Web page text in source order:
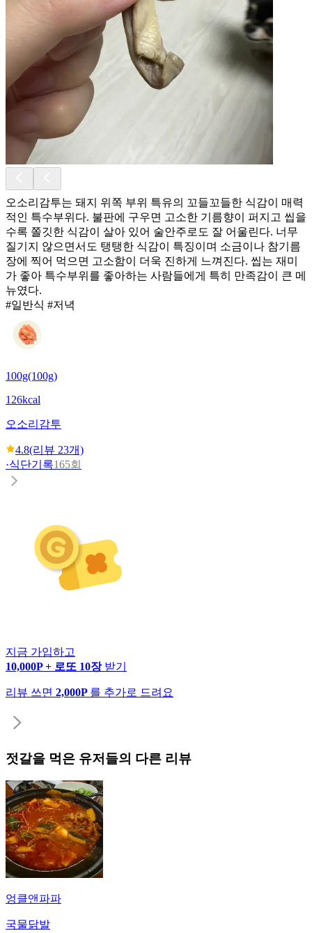
오소리감투는 돼지 위쪽 부위 특유의 꼬들꼬들한 식감이 매력
적인 특수부위다. 불판에 구우면 고소한 기름향이 퍼지고 씹을
수록 쫄깃한 식감이 살아 있어 술안주로도 잘 어울린다. 너무
질기지 않으면서도 탱탱한 식감이 특징이며 소금이나 참기름
장에 찍어 먹으면 고소함이 더욱 진하게 느껴진다. 씹는 재미
가 좋아 특수부위를 좋아하는 사람들에게 특히 만족감이 큰 메
뉴였다.
#일반식 #저녁
100g(100g)
126kcal
오소리감투
4.8(리뷰 23개)
·식단기록165회
지금 가입하고
10,000P + 로또 10장 받기
리뷰 쓰면 2,000P 를 추가로 드려요
젓갈을 먹은 유저들의 다른 리뷰
엉클앤파파
국물닭발